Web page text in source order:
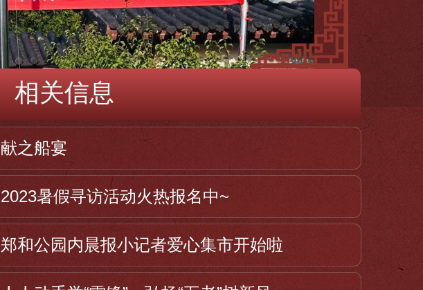
相关信息
献之船宴
2023暑假寻访活动火热报名中~
郑和公园内晨报小记者爱心集市开始啦